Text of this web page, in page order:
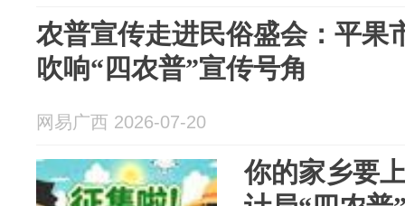
农普宣传走进民俗盛会：平果
吹响“四农普”宣传号角
网易广西 2026-07-20
你的家乡要